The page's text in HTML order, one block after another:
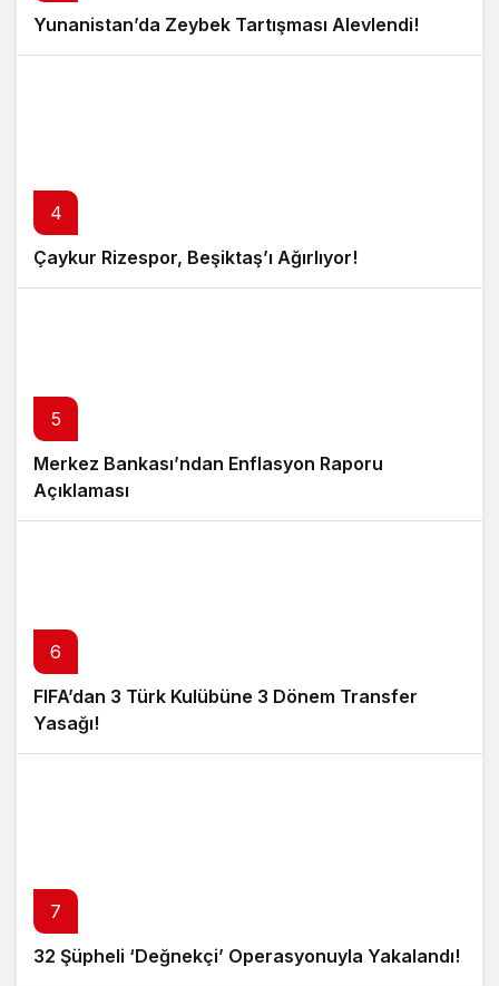
Yunanistan’da Zeybek Tartışması Alevlendi!
4
Çaykur Rizespor, Beşiktaş’ı Ağırlıyor!
5
Merkez Bankası’ndan Enflasyon Raporu
Açıklaması
6
FIFA’dan 3 Türk Kulübüne 3 Dönem Transfer
Yasağı!
7
32 Şüpheli ‘Değnekçi’ Operasyonuyla Yakalandı!